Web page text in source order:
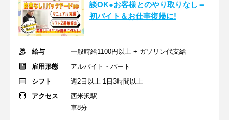
談OK●お客様とのやり取りなし＝
初バイト＆お仕事復帰に!
給与
一般時給1100円以上 + ガソリン代支給
雇用形態
アルバイト・パート
シフト
週2日以上 1日3時間以上
アクセス
西米沢駅
車8分